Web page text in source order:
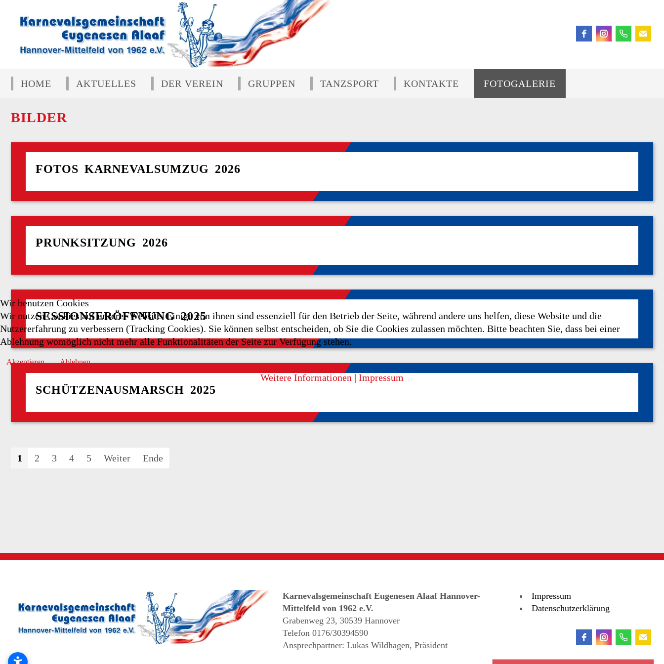
HOME AKTUELLES DER VEREIN GRUPPEN TANZSPORT KONTAKTE FOTOGALERIE
BILDER
FOTOS KARNEVALSUMZUG 2026
PRUNKSITZUNG 2026
SESSIONSERÖFFNUNG 2025
SCHÜTZENAUSMARSCH 2025
1 2 3 4 5 Weiter Ende
Karnevalsgemeinschaft Eugenesen Alaaf Hannover-
Mittelfeld von 1962 e.V.
Grabenweg 23, 30539 Hannover
Telefon 0176/30394590
Ansprechpartner: Lukas Wildhagen, Präsident
Impressum
Datenschutzerklärung
Wir benutzen Cookies
Wir nutzen Cookies auf unserer Website. Einige von ihnen sind essenziell für den Betrieb der Seite, während andere uns helfen, diese Website und die
Nutzererfahrung zu verbessern (Tracking Cookies). Sie können selbst entscheiden, ob Sie die Cookies zulassen möchten. Bitte beachten Sie, dass bei einer
Ablehnung womöglich nicht mehr alle Funktionalitäten der Seite zur Verfügung stehen.
Akzeptieren Ablehnen
Weitere Informationen | Impressum